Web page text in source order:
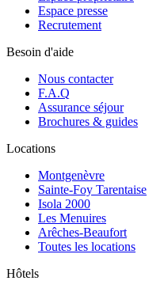
Espace presse
Recrutement
Besoin d'aide
Nous contacter
F.A.Q
Assurance séjour
Brochures & guides
Locations
Montgenèvre
Sainte-Foy Tarentaise
Isola 2000
Les Menuires
Arêches-Beaufort
Toutes les locations
Hôtels